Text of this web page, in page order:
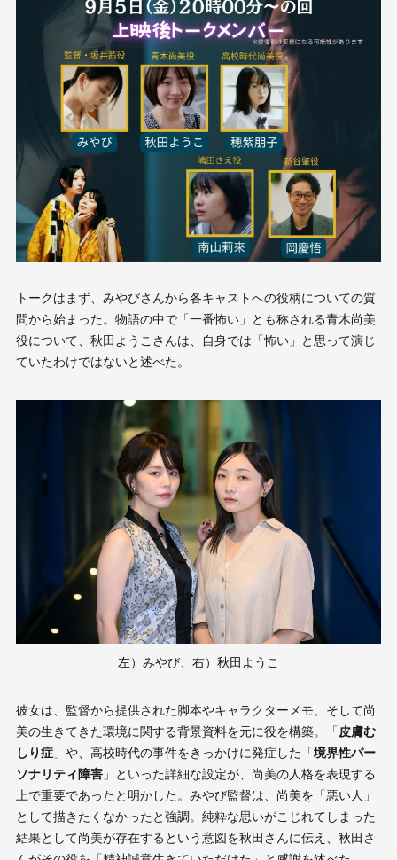
トークはまず、みやびさんから各キャストへの役柄についての質
問から始まった。物語の中で「一番怖い」とも称される青木尚美
役について、秋田ようこさんは、自身では「怖い」と思って演じ
ていたわけではないと述べた。
左）みやび、右）秋田ようこ
彼女は、監督から提供された脚本やキャラクターメモ、そして尚
美の生きてきた環境に関する背景資料を元に役を構築。「 皮膚む
しり症」や、高校時代の事件をきっかけに発症した「 境界性パー
ソナリティ障害」といった詳細な設定が、尚美の人格を表現する
上で重要であったと明かした。みやび監督は、尚美を「悪い人」
として描きたくなかったと強調。純粋な思いがこじれてしまった
結果として尚美が存在するという意図を秋田さんに伝え、秋田さ